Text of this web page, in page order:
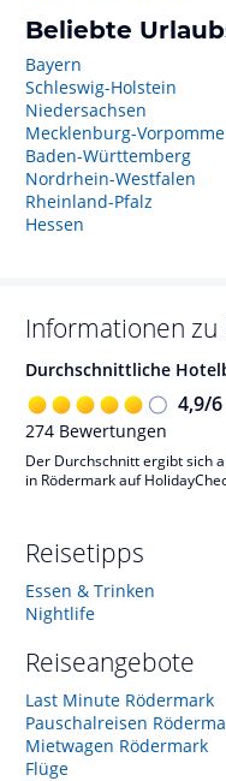
Beliebte
Bayern
Schleswig-Holstein
Niedersachsen
Mecklenburg-
Baden-Württemberg
Nordrhein-Westfalen
Rheinland-Pfalz
Hessen
Informationen zu
Durchschnittliche
4,9/6
274 Bewertungen
Der Durchschnitt ergibt sich
in Rödermark auf
Reisetipps
Essen & Trinken
Nightlife
Reiseangebote
Last Minute Rödermark
Pauschalreisen
Mietwagen Rödermark
Flüge